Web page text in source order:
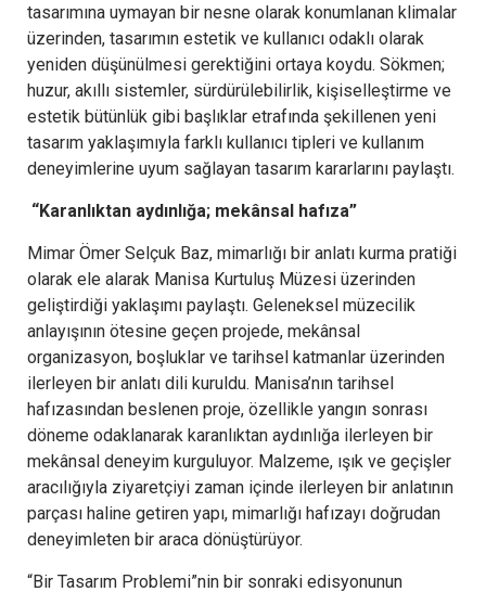
tasarımına uymayan bir nesne olarak konumlanan klimalar
üzerinden, tasarımın estetik ve kullanıcı odaklı olarak
yeniden düşünülmesi gerektiğini ortaya koydu. Sökmen;
huzur, akıllı sistemler, sürdürülebilirlik, kişiselleştirme ve
estetik bütünlük gibi başlıklar etrafında şekillenen yeni
tasarım yaklaşımıyla farklı kullanıcı tipleri ve kullanım
deneyimlerine uyum sağlayan tasarım kararlarını paylaştı.
“Karanlıktan aydınlığa; mekânsal hafıza”
Mimar Ömer Selçuk Baz, mimarlığı bir anlatı kurma pratiği
olarak ele alarak Manisa Kurtuluş Müzesi üzerinden
geliştirdiği yaklaşımı paylaştı. Geleneksel müzecilik
anlayışının ötesine geçen projede, mekânsal
organizasyon, boşluklar ve tarihsel katmanlar üzerinden
ilerleyen bir anlatı dili kuruldu. Manisa’nın tarihsel
hafızasından beslenen proje, özellikle yangın sonrası
döneme odaklanarak karanlıktan aydınlığa ilerleyen bir
mekânsal deneyim kurguluyor. Malzeme, ışık ve geçişler
aracılığıyla ziyaretçiyi zaman içinde ilerleyen bir anlatının
parçası haline getiren yapı, mimarlığı hafızayı doğrudan
deneyimleten bir araca dönüştürüyor.
“Bir Tasarım Problemi”nin bir sonraki edisyonunun